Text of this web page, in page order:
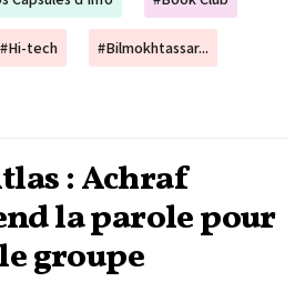
#Hi-tech #Bilmokhtassar...
: Achraf
la parole pour
groupe